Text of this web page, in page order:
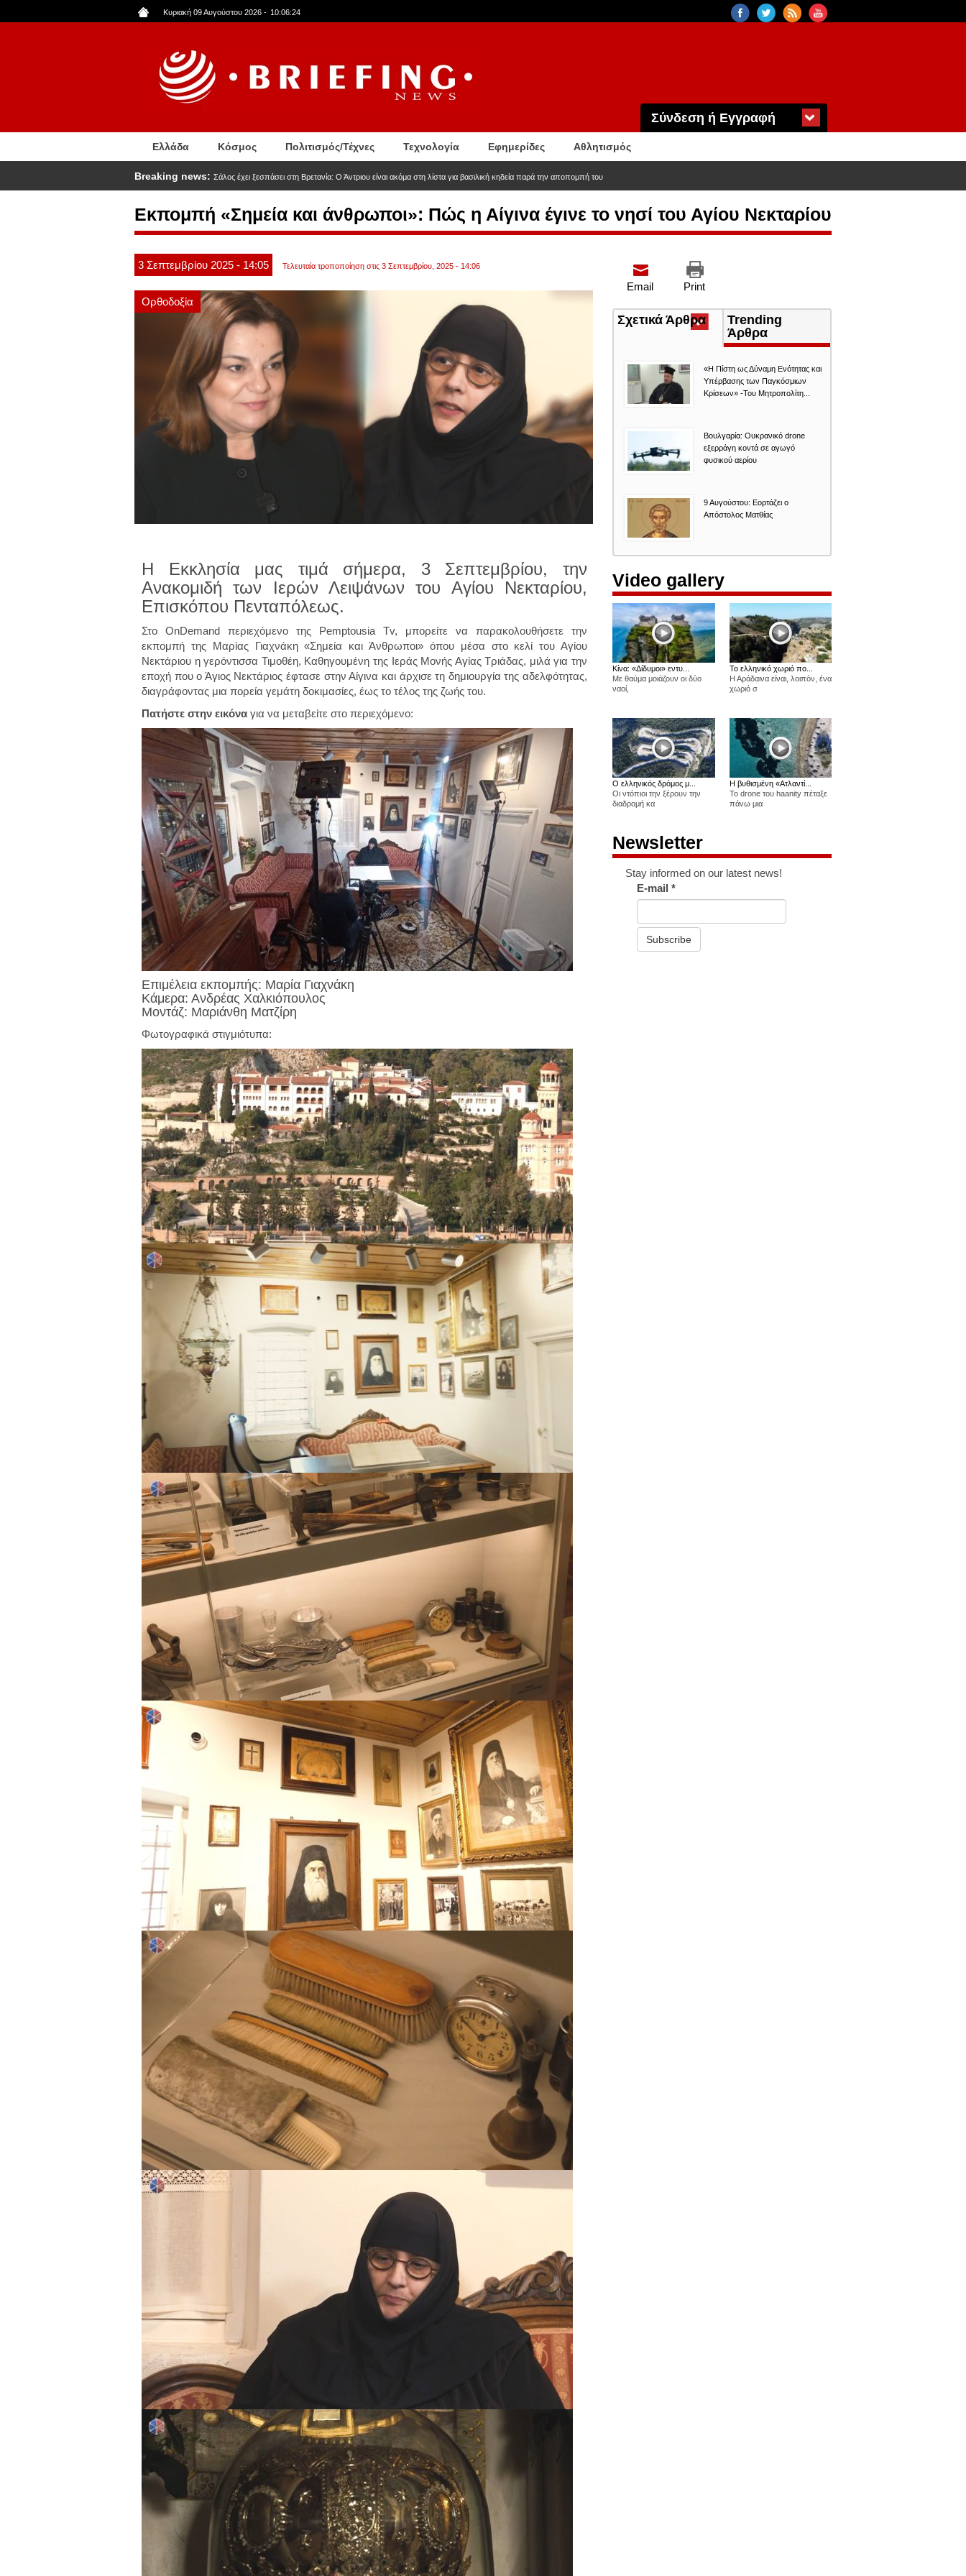
προς
Κυριακή 09 Αυγούστου 2026 - 10:06:26
Σύνδεση ή Εγγραφή
Ελλάδα Κόσμος Πολιτισμός/Τέχνες Τεχνολογία Εφημερίδες Αθλητισμός
Breaking news: Σάλος έχει ξεσπάσει στη Βρετανία: Ο Άντριου είναι ακόμα στη λίστα για βασιλική κηδεία παρά την αποπομπή του
Εκπομπή «Σημεία και άνθρωποι»: Πώς η Αίγινα έγινε το νησί του Αγίου Νεκταρίου
3 Σεπτεμβρίου 2025 - 14:05 Τελευταία τροποποίηση στις 3 Σεπτεμβρίου, 2025 - 14:06
Ορθοδοξία
Η Εκκλησία μας τιμά σήμερα, 3 Σεπτεμβρίου, την
Ανακομιδή των Ιερών Λειψάνων του Αγίου Νεκταρίου,
Επισκόπου Πενταπόλεως.
Στο OnDemand περιεχόμενο της Pemptousia Tv, μπορείτε να παρακολουθήσετε την
εκπομπή της Μαρίας Γιαχνάκη «Σημεία και Άνθρωποι» όπου μέσα στο κελί του Αγίου
Νεκτάριου η γερόντισσα Τιμοθέη, Καθηγουμένη της Ιεράς Μονής Αγίας Τριάδας, μιλά για την
εποχή που ο Άγιος Νεκτάριος έφτασε στην Αίγινα και άρχισε τη δημιουργία της αδελφότητας,
διαγράφοντας μια πορεία γεμάτη δοκιμασίες, έως το τέλος της ζωής του.
Πατήστε στην εικόνα για να μεταβείτε στο περιεχόμενο:
Επιμέλεια εκπομπής: Μαρία Γιαχνάκη
Κάμερα: Ανδρέας Χαλκιόπουλος
Μοντάζ: Μαριάνθη Ματζίρη
Φωτογραφικά στιγμιότυπα:
Print
Email
Σχετικά Άρθρα (ενεργή
καρτέλα)
Trending
Άρθρα
«Η Πίστη ως Δύναμη Ενότητας και
Υπέρβασης των Παγκόσμιων
Κρίσεων» -Του Μητροπολίτη...
Βουλγαρία: Ουκρανικό drone
εξερράγη κοντά σε αγωγό
φυσικού αερίου
9 Αυγούστου: Εορτάζει ο
Απόστολος Ματθίας
Video gallery
Κίνα: «Δίδυμοι» εντυ...
Με θαύμα μοιάζουν οι δύο
ναοί,
Το ελληνικό χωριό πο...
Η Αράδαινα είναι, λοιπόν, ένα
χωριό σ
Ο ελληνικός δρόμος μ...
Οι ντόπιοι την ξέρουν την
διαδρομή κα
Η βυθισμένη «Ατλαντί...
Το drone του haanity πέταξε
πάνω μια
Newsletter
Stay informed on our latest news!
E-mail*
Subscribe